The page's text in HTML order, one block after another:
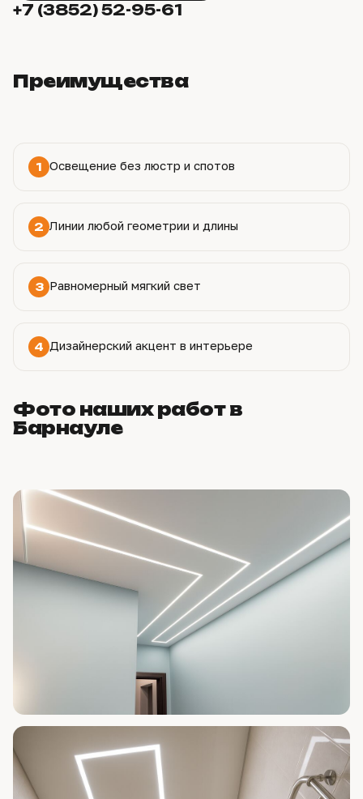
+7 (3852) 52-95-61
Преимущества
1 Освещение без люстр и спотов
2 Линии любой геометрии и длины
3 Равномерный мягкий свет
4 Дизайнерский акцент в интерьере
Фото наших работ в
Барнауле